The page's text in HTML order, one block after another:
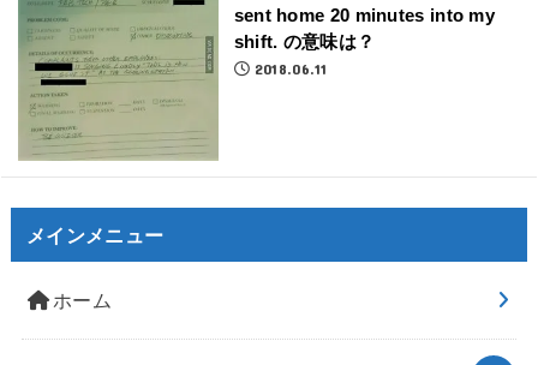
sent home 20 minutes into my
shift. の意味は？
2018.06.11
メインメニュー
ホーム